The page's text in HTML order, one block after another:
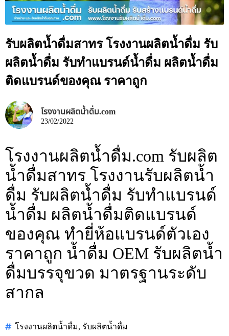
รับผลิตน้ำดื่มสาทร โรงงานผลิตน้ำดื่ม รับ
ผลิตน้ำดื่ม รับทำแบรนด์น้ำดื่ม ผลิตน้ำดื่ม
ติดแบรนด์ของคุณ ราคาถูก
โรงงานผลิตน้ำดื่ม.com
23/02/2022
โรงงานผลิตน้ำดื่ม.com รับผลิต
น้ำดื่มสาทร โรงงานรับผลิตน้ำ
ดื่ม รับผลิตน้ำดื่ม รับทำแบรนด์
น้ำดื่ม ผลิตน้ำดื่มติดแบรนด์
ของคุณ ทำยี่ห้อแบรนด์ตัวเอง
ราคาถูก น้ำดื่ม OEM รับผลิตน้ำ
ดื่มบรรจุขวด มาตรฐานระดับ
สากล
โรงงานผลิตน้ำดื่ม, รับผลิตน้ำดื่ม